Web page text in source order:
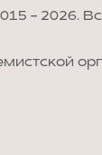
- 2026.